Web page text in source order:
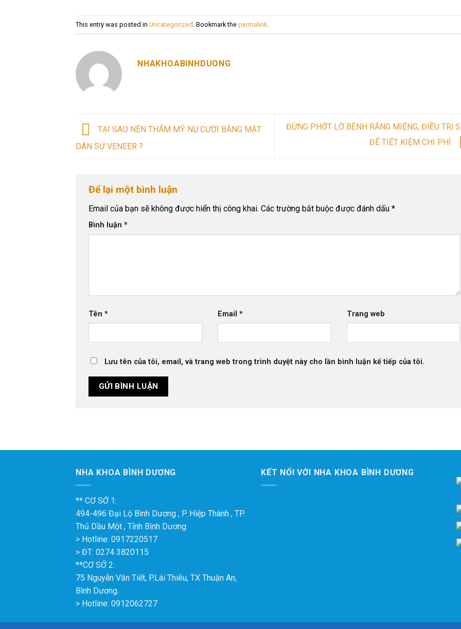
This entry was posted in Uncategorized . Bookmark the permalink
NHAKHOABINHDUONG
TẠI SAO NÊN THẨM MỸ NỤ CƯỜI BẰNG MẶT
DÁN SỨ VENEER ?
ĐỪNG PHỚT LỜ BỆNH RĂNG MIỆNG, ĐIỀU TRỊ
ĐỂ TIẾT KIỆM CHI PHÍ
Để lại một bình luận
Email của bạn sẽ không được hiển thị công khai. Các trường bắt buộc được đánh dấu *
Bình luận *
Tên * Email * Trang web
Lưu tên của tôi, email, và trang web trong trình duyệt này cho lần bình luận kế tiếp của tôi.
NHA KHOA BÌNH DƯƠNG
** CƠ SỞ 1:
494-496 Đại Lộ Bình Dương , P. Hiệp Thành , TP.
Thủ Dầu Một , Tỉnh Bình Dương
> Hotline: 0917220517
> ĐT: 0274 3820115
**CƠ SỞ 2:
75 Nguyễn Văn Tiết, P.Lái Thiêu, TX Thuận An,
Bình Dương.
> Hotline: 0912062727
KẾT NỐI VỚI NHA KHOA BÌNH DƯƠNG